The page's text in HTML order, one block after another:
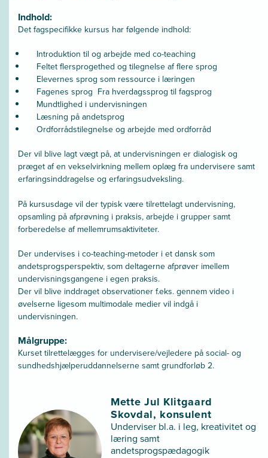
Indhold:
Det fagspecifikke kursus har følgende indhold:
Introduktion til og arbejde med co-teaching
Feltet flersprogethed og tilegnelse af flere sprog
Elevernes sprog som ressource i læringen
Fagenes sprog  Fra hverdagssprog til fagsprog
Mundtlighed i undervisningen
Læsning på andetsprog
Ordforrådstilegnelse og arbejde med ordforråd
Der vil blive lagt vægt på, at undervisningen er dialogisk og
præget af en vekselvirkning mellem oplæg fra undervisere samt
erfaringsinddragelse og erfaringsudveksling.
På kursusdage vil der typisk være tilrettelagt undervisning,
opsamling på afprøvning i praksis, arbejde i grupper samt
forberedelse af mellemrumsaktiviteter.
Der undervises i co-teaching-metoder i et dansk som
andetsprogsperspektiv, som deltagerne afprøver imellem
undervisningsgangene i egen praksis.
Der vil blive inddraget observationer f.eks. gennem video i
øvelserne ligesom multimodale medier vil indgå i
undervisningen.
Målgruppe:
Kurset tilrettelægges for undervisere/vejledere på social- og
sundhedshjælperuddannelserne samt grundforløb 2.
Mette Jul Klitgaard
Skovdal, konsulent
Underviser bl.a. i leg, kreativitet og
læring samt
andetsprogspædagogik